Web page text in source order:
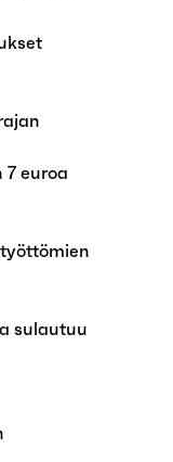
7 euroa
sulautuu